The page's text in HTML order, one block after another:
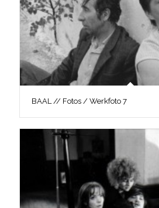
BAAL // Fotos / Werkfoto 7